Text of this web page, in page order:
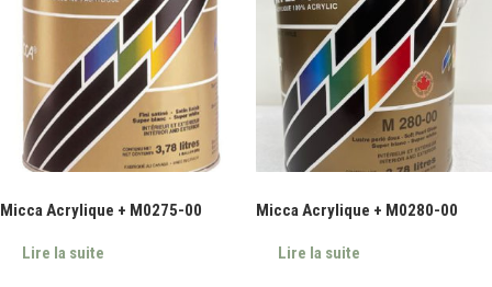
Micca Acrylique + M0275-00
Lire la suite
Micca Acrylique + M0280-00
Lire la suite